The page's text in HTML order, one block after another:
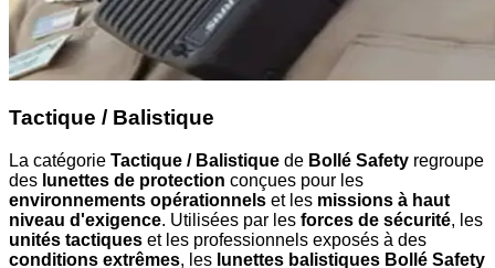
Tactique / Balistique
La catégorie Tactique / Balistique de Bollé Safety regroupe
des lunettes de protection conçues pour les
environnements opérationnels et les missions à haut
niveau d'exigence. Utilisées par les forces de sécurité, les
unités tactiques et les professionnels exposés à des
conditions extrêmes, les lunettes balistiques Bollé Safety